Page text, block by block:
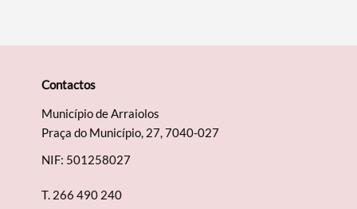
Contactos
Município de Arraiolos
Praça do Município, 27, 7040-027
NIF: 501258027
T. 266 490 240